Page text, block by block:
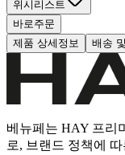
위시리스트
바로주문
제품 상세정보
배송
베뉴페는 HAY 프리
로, 브랜드 정책에